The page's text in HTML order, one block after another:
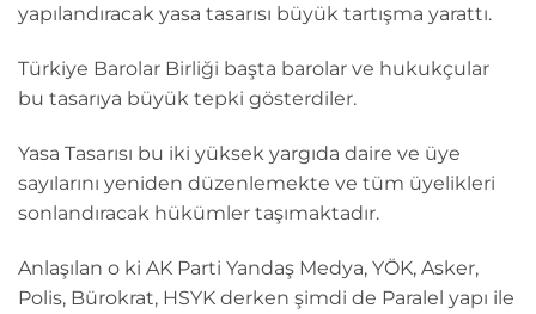
yapılandıracak yasa tasarısı büyük tartışma yarattı.
Türkiye Barolar Birliği başta barolar ve hukukçular
bu tasarıya büyük tepki gösterdiler.
Yasa Tasarısı bu iki yüksek yargıda daire ve üye
sayılarını yeniden düzenlemekte ve tüm üyelikleri
sonlandıracak hükümler taşımaktadır.
Anlaşılan o ki AK Parti Yandaş Medya, YÖK, Asker,
Polis, Bürokrat, HSYK derken şimdi de Paralel yapı ile